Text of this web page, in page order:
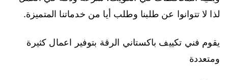
لذا لا تتوانوا عن طلبنا وطلب أيا من خدماتنا المتميزة.
يقوم فني تكييف باكستاني الرقة بتوفير اعمال كثيرة
ومتعددة